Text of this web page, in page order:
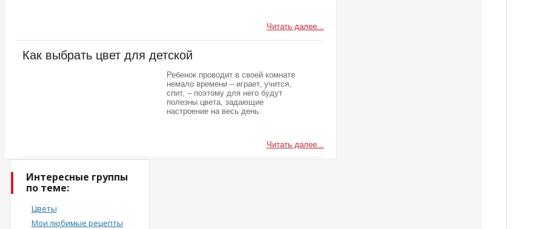
Читать далее...
Как выбрать цвет для детской
Ребенок проводит в своей комнате
немало времени – играет, учится,
спит, – поэтому для него будут
полезны цвета, задающие
настроение на весь день.
Читать далее...
Интересные группы
по теме:
Цветы
Мои любимые рецепты